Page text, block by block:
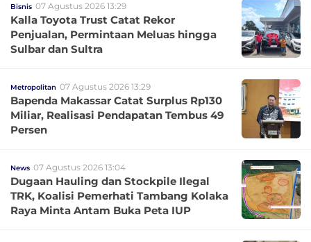
Bisnis 07 Agustus 2026 13:29
Kalla Toyota Trust Catat Rekor
Penjualan, Permintaan Meluas hingga
Sulbar dan Sultra
Metropolitan 07 Agustus 2026 13:29
Bapenda Makassar Catat Surplus Rp130
Miliar, Realisasi Pendapatan Tembus 49
Persen
News 07 Agustus 2026 13:04
Dugaan Hauling dan Stockpile Ilegal
TRK, Koalisi Pemerhati Tambang Kolaka
Raya Minta Antam Buka Peta IUP